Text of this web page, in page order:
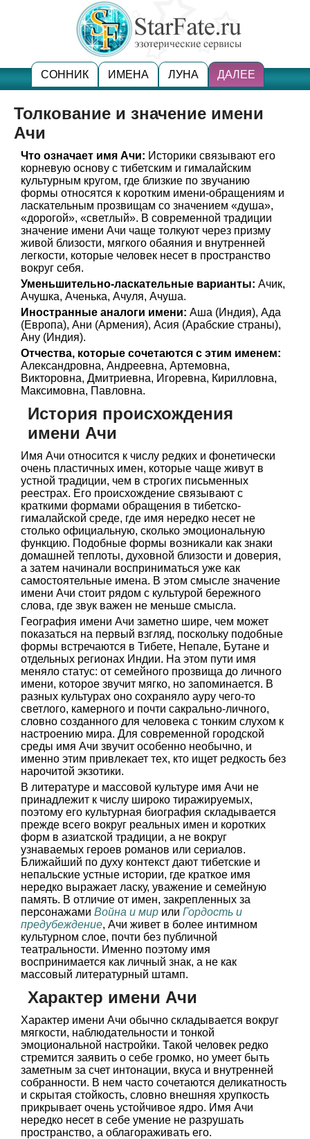
СОННИК ИМЕНА ЛУНА ДАЛЕЕ
Толкование и значение имени
Ачи
Что означает имя Ачи: Историки связывают его
корневую основу с тибетским и гималайским
культурным кругом, где близкие по звучанию
формы относятся к коротким имени-обращениям и
ласкательным прозвищам со значением «душа»,
«дорогой», «светлый». В современной традиции
значение имени Ачи чаще толкуют через призму
живой близости, мягкого обаяния и внутренней
легкости, которые человек несет в пространство
вокруг себя.
Уменьшительно-ласкательные варианты: Ачик,
Ачушка, Аченька, Ачуля, Ачуша.
Иностранные аналоги имени: Аша (Индия), Ада
(Европа), Ани (Армения), Асия (Арабские страны),
Ану (Индия).
Отчества, которые сочетаются с этим именем:
Александровна, Андреевна, Артемовна,
Викторовна, Дмитриевна, Игоревна, Кирилловна,
Максимовна, Павловна.
История происхождения
имени Ачи
Имя Ачи относится к числу редких и фонетически
очень пластичных имен, которые чаще живут в
устной традиции, чем в строгих письменных
реестрах. Его происхождение связывают с
краткими формами обращения в тибетско-
гималайской среде, где имя нередко несет не
столько официальную, сколько эмоциональную
функцию. Подобные формы возникали как знаки
домашней теплоты, духовной близости и доверия,
а затем начинали восприниматься уже как
самостоятельные имена. В этом смысле значение
имени Ачи стоит рядом с культурой бережного
слова, где звук важен не меньше смысла.
География имени Ачи заметно шире, чем может
показаться на первый взгляд, поскольку подобные
формы встречаются в Тибете, Непале, Бутане и
отдельных регионах Индии. На этом пути имя
меняло статус: от семейного прозвища до личного
имени, которое звучит мягко, но запоминается. В
разных культурах оно сохраняло ауру чего-то
светлого, камерного и почти сакрально-личного,
словно созданного для человека с тонким слухом к
настроению мира. Для современной городской
среды имя Ачи звучит особенно необычно, и
именно этим привлекает тех, кто ищет редкость без
нарочитой экзотики.
В литературе и массовой культуре имя Ачи не
принадлежит к числу широко тиражируемых,
поэтому его культурная биография складывается
прежде всего вокруг реальных имен и коротких
форм в азиатской традиции, а не вокруг
узнаваемых героев романов или сериалов.
Ближайший по духу контекст дают тибетские и
непальские устные истории, где краткое имя
нередко выражает ласку, уважение и семейную
память. В отличие от имен, закрепленных за
персонажами Война и мир или Гордость и
предубеждение, Ачи живет в более интимном
культурном слое, почти без публичной
театральности. Именно поэтому имя
воспринимается как личный знак, а не как
массовый литературный штамп.
Характер имени Ачи
Характер имени Ачи обычно складывается вокруг
мягкости, наблюдательности и тонкой
эмоциональной настройки. Такой человек редко
стремится заявить о себе громко, но умеет быть
заметным за счет интонации, вкуса и внутренней
собранности. В нем часто сочетаются деликатность
и скрытая стойкость, словно внешняя хрупкость
прикрывает очень устойчивое ядро. Имя Ачи
нередко несет в себе умение не разрушать
пространство, а облагораживать его.